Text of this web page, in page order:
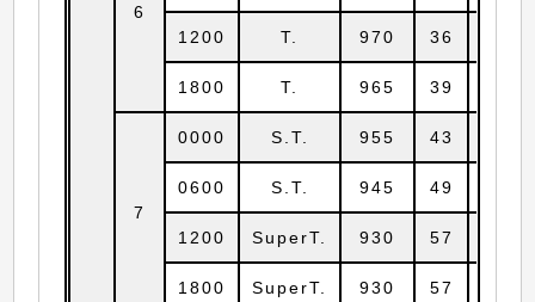
6
1200 T. 970 36
1800 T. 965 39
7
0000 S.T. 955 43
0600 S.T. 945 49
1200 SuperT. 930 57
1800 SuperT. 930 57